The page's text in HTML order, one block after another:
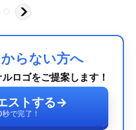
らない方へ
ロゴをご提案します！
ストする→
で完了！